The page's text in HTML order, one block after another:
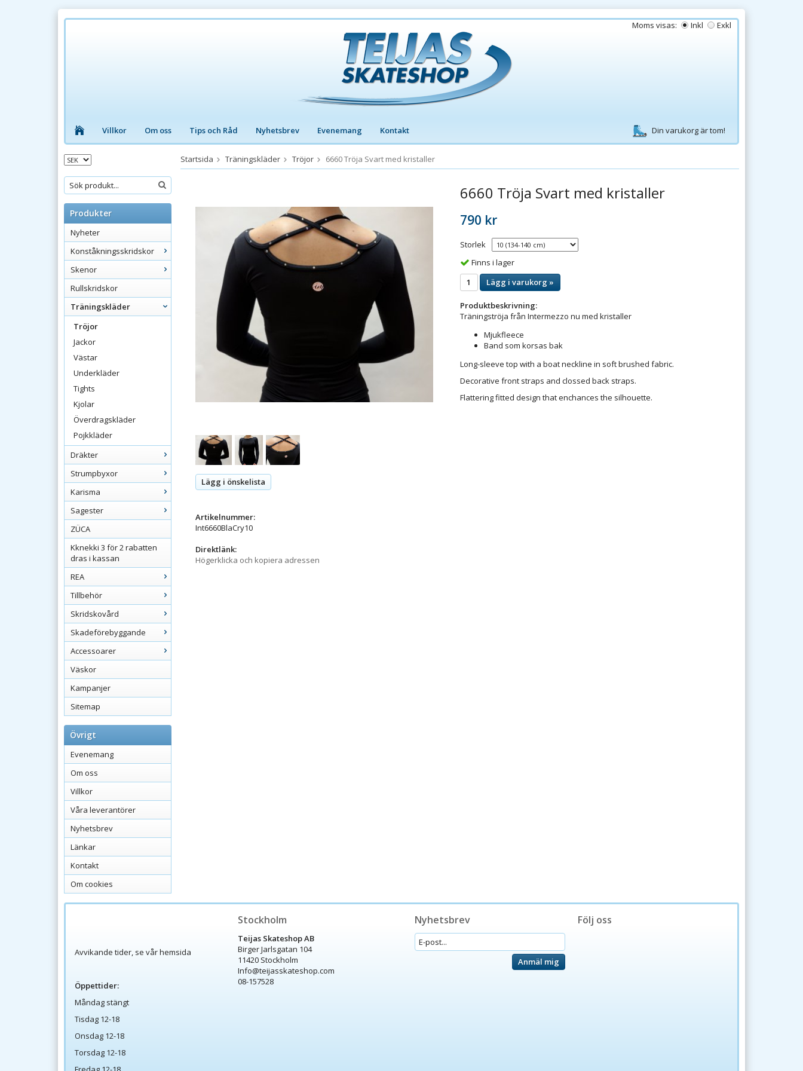
Moms visas: Inkl Exkl
Villkor Om oss Tips och Råd Nyhetsbrev Evenemang Kontakt Din varukorg är tom!
Produkter
Nyheter
Konståkningsskridskor
Skenor
Rullskridskor
Träningskläder
Tröjor
Jackor
Västar
Underkläder
Tights
Kjolar
Överdragskläder
Pojkkläder
Dräkter
Strumpbyxor
Karisma
Sagester
ZÜCA
Kknekki 3 för 2 rabatten
dras i kassan
REA
Tillbehör
Skridskovård
Skadeförebyggande
Accessoarer
Väskor
Kampanjer
Sitemap
Övrigt
Evenemang
Om oss
Villkor
Våra leverantörer
Nyhetsbrev
Länkar
Kontakt
Om cookies
Startsida Träningskläder Tröjor 6660 Tröja Svart med kristaller
6660 Tröja Svart med kristaller
790 kr
Storlek
Finns i lager
Lägg i varukorg »
Produktbeskrivning:
Träningströja från Intermezzo nu med kristaller
Mjukfleece
Band som korsas bak
Long-sleeve top with a boat neckline in soft brushed fabric.
Decorative front straps and clossed back straps.
Flattering fitted design that enchances the silhouette.
Lägg i önskelista
Artikelnummer:
Int6660BlaCry10
Direktlänk:
Högerklicka och kopiera adressen
Avvikande tider, se vår hemsida
Öppettider:
Måndag stängt
Tisdag 12-18
Onsdag 12-18
Torsdag 12-18
Stockholm
Teijas Skateshop AB
Birger Jarlsgatan 104
11420 Stockholm
Info@teijasskateshop.com
08-157528
Följ oss
Nyhetsbrev
Anmäl mig